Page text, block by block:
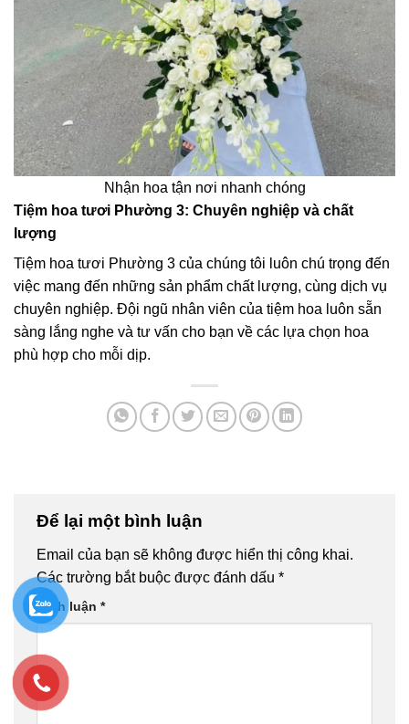
Nhận hoa tận nơi nhanh chóng
Tiệm hoa tươi Phường 3: Chuyên nghiệp và chất
lượng
Tiệm hoa tươi Phường 3 của chúng tôi luôn chú trọng đến
việc mang đến những sản phẩm chất lượng, cùng dịch vụ
chuyên nghiệp. Đội ngũ nhân viên của tiệm hoa luôn sẵn
sàng lắng nghe và tư vấn cho bạn về các lựa chọn hoa
phù hợp cho mỗi dịp.
Để lại một bình luận
Email của bạn sẽ không được hiển thị công khai.
Các trường bắt buộc được đánh dấu *
Bình luận *